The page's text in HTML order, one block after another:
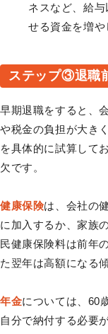
ネスなど、給
せる資金を増
ステップ③退職
早期退職をすると、
や税金の負担が大き
を具体的に試算して
欠です。
健康保険は、会社の
に加入するか、家族
民健康保険料は前年
た翌年は高額になる
年金については、60
自分で納付する必要